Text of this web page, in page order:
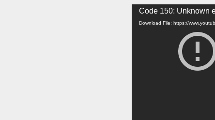
Video
Player
Code 150: Unknown
Download File: https://